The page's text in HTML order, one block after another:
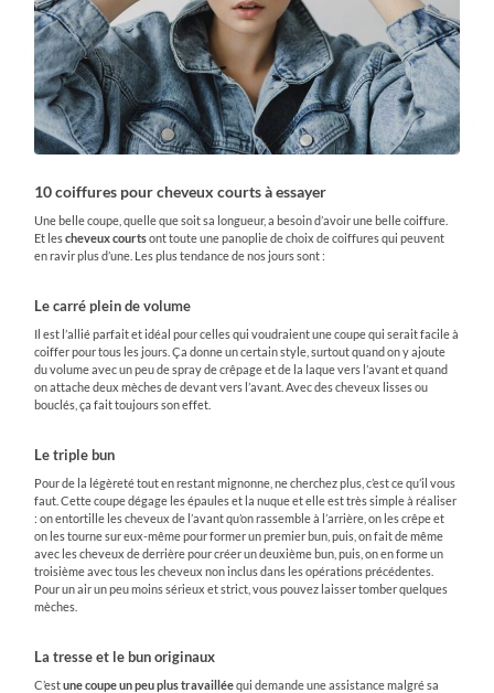
10 coiffures pour cheveux courts à essayer
Une belle coupe, quelle que soit sa longueur, a besoin d’avoir une belle coiffure.
Et lescheveuxcourtsont toute une panoplie de choix de coiffures qui peuvent
en ravir plus d’une. Les plus tendance de nos jours sont :
Le carré plein de volume
Il est l’allié parfait et idéal pour celles qui voudraient une coupe qui serait facile à
coiffer pour tous les jours. Ça donne un certain style, surtout quand on y ajoute
du volume avec un peu de spray de crêpage et de la laque vers l’avant et quand
on attache deux mèches de devant vers l’avant. Avec des cheveux lisses ou
bouclés, ça fait toujours son effet.
Le triple bun
Pour de la légèreté tout en restant mignonne, ne cherchez plus, c’est ce qu’il vous
faut. Cette coupe dégage les épaules et la nuque et elle est très simple à réaliser
: on entortille les cheveux de l’avant qu’on rassemble à l’arrière, on les crêpe et
on les tourne sur eux-même pour former un premier bun, puis, on fait de même
avec les cheveux de derrière pour créer un deuxième bun, puis, on en forme un
troisième avec tous les cheveux non inclus dans les opérations précédentes.
Pour un air un peu moins sérieux et strict, vous pouvez laisser tomber quelques
mèches.
La tresse et le bun originaux
C’estune coupe un peu plus travailléequi demande une assistance malgré sa